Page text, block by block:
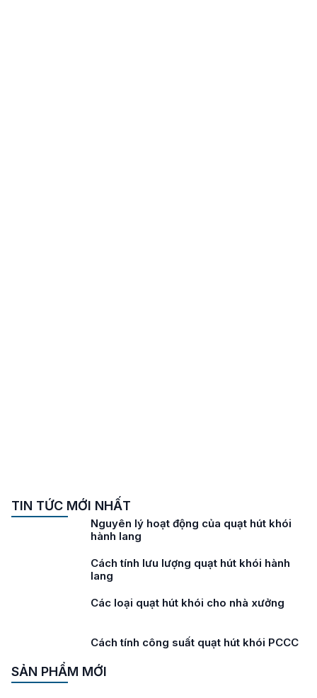
TIN TỨC MỚI NHẤT
Nguyên lý hoạt động của quạt hút khói
hành lang
Cách tính lưu lượng quạt hút khói hành
lang
Các loại quạt hút khói cho nhà xưởng
Cách tính công suất quạt hút khói PCCC
SẢN PHẨM MỚI